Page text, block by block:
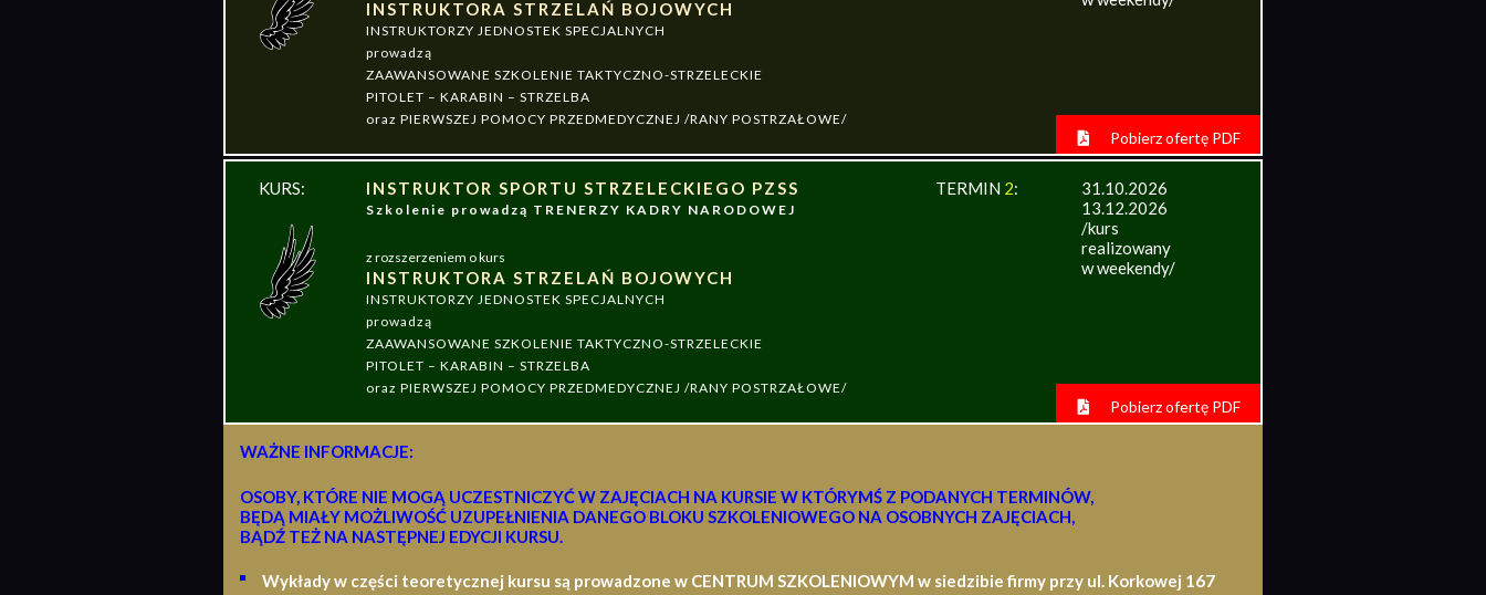
INSTRUKTORA STRZELAŃ BOJOWYCH
INSTRUKTORZY JEDNOSTEK SPECJALNYCH
prowadzą
ZAAWANSOWANE SZKOLENIE TAKTYCZNO-STRZELECKIE
PITOLET – KARABIN – STRZELBA
oraz PIERWSZEJ POMOCY PRZEDMEDYCZNEJ /RANY POSTRZAŁOWE/
Pobierz ofertę PDF
KURS: INSTRUKTOR SPORTU STRZELECKIEGO PZSS
Szkolenie prowadzą TRENERZY KADRY NARODOWEJ
z rozszerzeniem o kurs
INSTRUKTORA STRZELAŃ BOJOWYCH
INSTRUKTORZY JEDNOSTEK SPECJALNYCH
prowadzą
ZAAWANSOWANE SZKOLENIE TAKTYCZNO-STRZELECKIE
PITOLET – KARABIN – STRZELBA
oraz PIERWSZEJ POMOCY PRZEDMEDYCZNEJ /RANY POSTRZAŁOWE/
TERMIN 2:
31.10.2026
13.12.2026
/kurs
realizowany
w weekendy/
Pobierz ofertę PDF
WAŻNE INFORMACJE:
OSOBY, KTÓRE NIE MOGĄ UCZESTNICZYĆ W ZAJĘCIACH NA KURSIE W KTÓRYMŚ Z PODANYCH TERMINÓW,
BĘDĄ MIAŁY MOŻLIWOŚĆ UZUPEŁNIENIA DANEGO BLOKU SZKOLENIOWEGO NA OSOBNYCH ZAJĘCIACH,
BĄDŹ TEŻ NA NASTĘPNEJ EDYCJI KURSU.
Wykłady w części teoretycznej kursu są prowadzone w CENTRUM SZKOLENIOWYM w siedzibie firmy przy ul. Korkowej 167